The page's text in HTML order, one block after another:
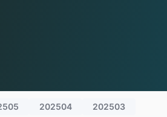
202504 202503